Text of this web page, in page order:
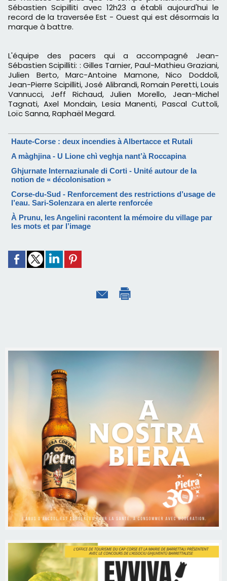
Sébastien Scipilliti avec 12h23 a établi aujourd'hui le
record de la traversée Est - Ouest qui est désormais la
marque à battre.
L'équipe des pacers qui a accompagné Jean-
Sébastien Scipilliti: : Gilles Tarnier, Paul-Mathieu Graziani,
Julien Berto, Marc-Antoine Mamone, Nico Doddoli,
Jean-Pierre Scipilliti, José Alibrandi, Romain Peretti, Louis
Vannucci, Jeff Richaud, Julien Morello, Jean-Michel
Tagnati, Axel Mondain, Lesia Manenti, Pascal Cuttoli,
Loïc Sanna, Raphaël Megard.
Haute-Corse : deux incendies à Albertacce et Rutali
A màghjina - U Lione chì veghja nant’à Roccapina
Ghjurnate Internaziunale di Corti - Unité autour de la
notion de « décolonisation »
Corse-du-Sud - Renforcement des restrictions d’usage de
l’eau. Sari-Solenzara en alerte renforcée
À Prunu, les Angelini racontent la mémoire du village par
les mots et par l’image